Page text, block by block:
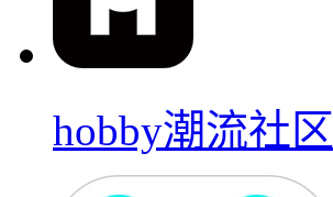
hobby潮流社区